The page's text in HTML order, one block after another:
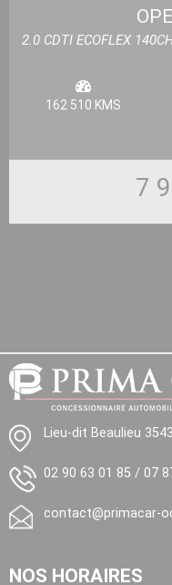
2.0 CDTI ECOFLEX
162 510 KMS
7
Lieu-dit Beaulieu
02 90 63 01 85 / 07
contact@primacar-
NOS HORAIRES